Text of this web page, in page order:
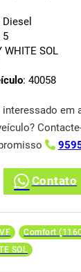
Diesel
5
WHITE SOL
: 40058
em
Contato
Comfort
SOL